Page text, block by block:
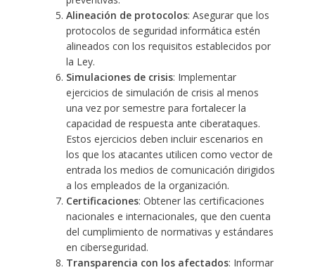
Alineación de protocolos: Asegurar que los
protocolos de seguridad informática estén
alineados con los requisitos establecidos por
la Ley.
Simulaciones de crisis: Implementar
ejercicios de simulación de crisis al menos
una vez por semestre para fortalecer la
capacidad de respuesta ante ciberataques.
Estos ejercicios deben incluir escenarios en
los que los atacantes utilicen como vector de
entrada los medios de comunicación dirigidos
a los empleados de la organización.
Certificaciones: Obtener las certificaciones
nacionales e internacionales, que den cuenta
del cumplimiento de normativas y estándares
en ciberseguridad.
Transparencia con los afectados: Informar